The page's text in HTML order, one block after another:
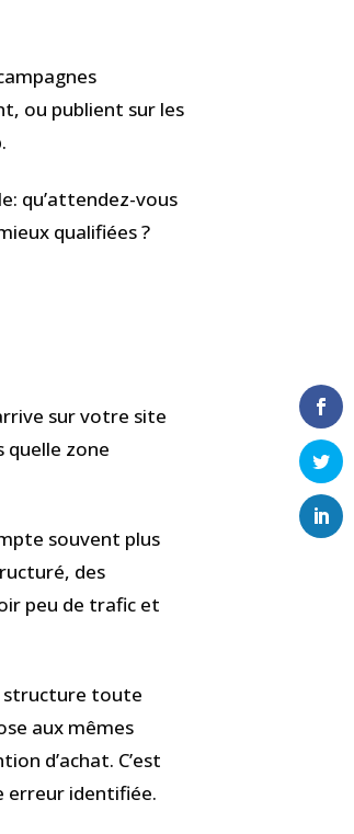
ou publient sur les
qu’attendez-vous
qualifiées ?
sur votre site
quelle zone
souvent plus
des
peu de trafic et
structure toute
aux mêmes
d’achat. C’est
erreur identifiée.